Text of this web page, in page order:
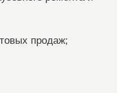
продаж;